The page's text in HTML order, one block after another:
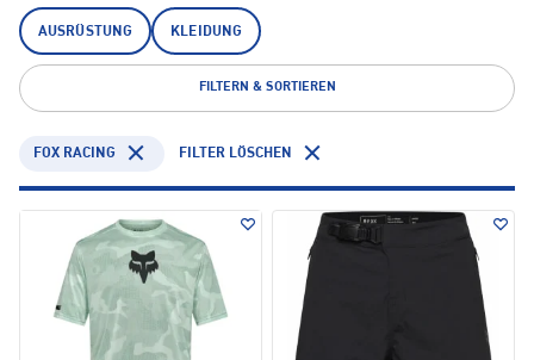
AUSRÜSTUNG KLEIDUNG
FILTERN & SORTIEREN
FOX RACING FILTER LÖSCHEN